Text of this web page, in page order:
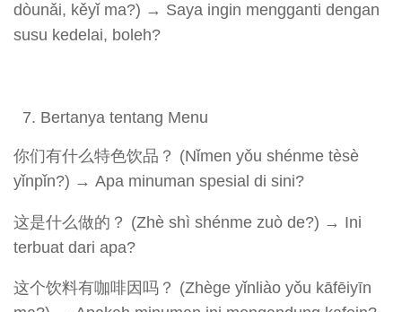
dòunǎi, kěyǐ ma?) → Saya ingin mengganti dengan
susu kedelai, boleh?
Bertanya tentang Menu
你们有什么特色饮品？ (Nǐmen yǒu shénme tèsè
yǐnpǐn?) → Apa minuman spesial di sini?
这是什么做的？ (Zhè shì shénme zuò de?) → Ini
terbuat dari apa?
这个饮料有咖啡因吗？ (Zhège yǐnliào yǒu kāfēiyīn